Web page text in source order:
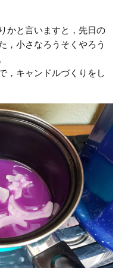
かと言いますと，先日の
，小さなろうそくやろう
，キャンドルづくりをし